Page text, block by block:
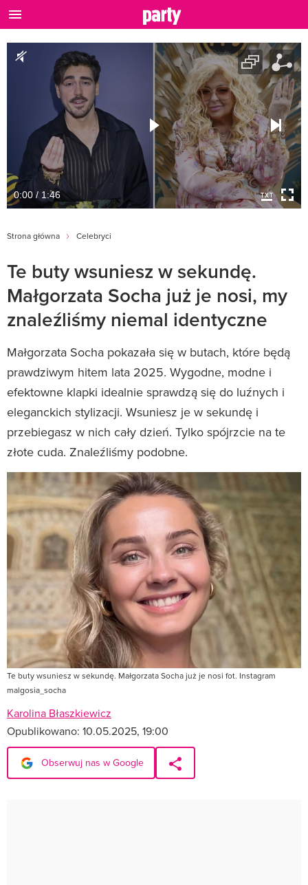
0:00 / 1:46
Strona główna Celebryci
Te buty wsuniesz w sekundę.
Małgorzata Socha już je nosi, my
znaleźliśmy niemal identyczne
Małgorzata Socha pokazała się w butach, które będą
prawdziwym hitem lata 2025. Wygodne, modne i
efektowne klapki idealnie sprawdzą się do luźnych i
eleganckich stylizacji. Wsuniesz je w sekundę i
przebiegasz w nich cały dzień. Tylko spójrzcie na te
złote cuda. Znaleźliśmy podobne.
Te buty wsuniesz w sekundę. Małgorzata Socha już je nosi fot. Instagram
malgosia_socha
Karolina Błaszkiewicz
Opublikowano: 10.05.2025, 19:00
Obserwuj nas w Google